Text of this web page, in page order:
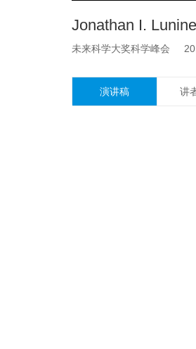
Jonathan I.
未来科学大奖科学峰会
演讲稿 讲